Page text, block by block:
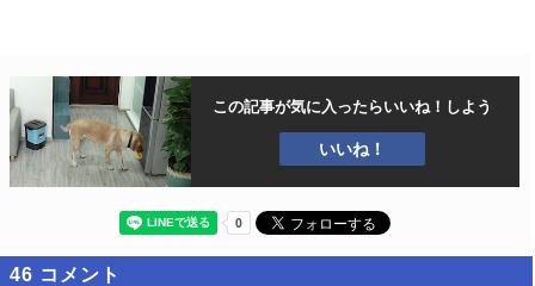
この記事が気に入ったらいいね！しよう
いいね！
46 コメント